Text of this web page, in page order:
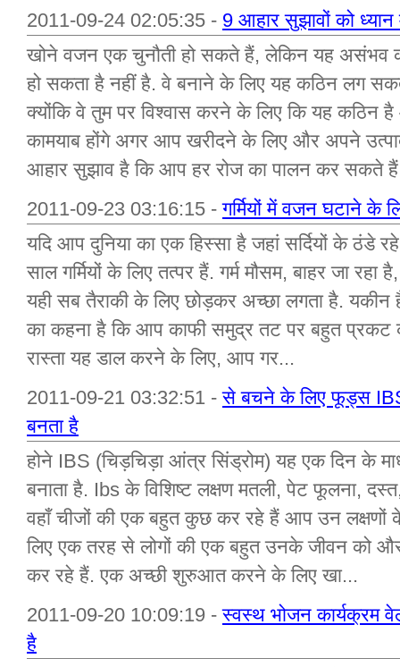
2011-09-24 02:05:35 - 9 आहार सुझावों को
खोने वजन एक चुनौती हो सकते हैं, लेकिन यह असंभव
हो सकता है नहीं है. वे बनाने के लिए यह कठिन लग
क्योंकि वे तुम पर विश्वास करने के लिए कि यह कठिन
कामयाब होंगे अगर आप खरीदने के लिए और अपने
आहार सुझाव है कि आप हर रोज का पालन कर सकते हैं
2011-09-23 03:16:15 -गर्मियों में वजन घटाने के
यदि आप दुनिया का एक हिस्सा है जहां सर्दियों के ठंडे
साल गर्मियों के लिए तत्पर हैं. गर्म मौसम, बाहर जा
यही सब तैराकी के लिए छोड़कर अच्छा लगता है.
का कहना है कि आप काफी समुद्र तट पर बहुत प्रकट
रास्ता यह डाल करने के लिए, आप गर...
2011-09-21 03:32:51 -से बचने के लिए फूड्स IBS
बनता है
होने IBS (चिड़चिड़ा आंत्र सिंड्रोम) यह एक दिन के
बनाता है. Ibs के विशिष्ट लक्षण मतली, पेट फूलना,
वहाँ चीजों की एक बहुत कुछ कर रहे हैं आप उन
लिए एक तरह से लोगों की एक बहुत उनके जीवन को
कर रहे हैं. एक अच्छी शुरुआत करने के लिए खा...
2011-09-20 10:09:19 -स्वस्थ भोजन कार्यक्रम
है